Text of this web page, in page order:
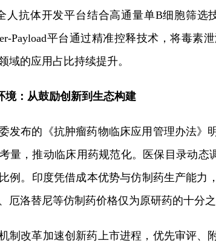
人抗体开发平台结合高通量单B细胞筛
Payload平台通过精准控释技术，将毒素
域的应用占比持续提升。
境：从鼓励创新到生态构建
发布的《抗肿瘤药物临床应用管理办法》
量，推动临床用药规范化。医保目录动
例。印度凭借成本优势与仿制药生产能力
厄洛替尼等仿制药价格仅为原研药的十分之
制改革加速创新药上市进程，优先审评、